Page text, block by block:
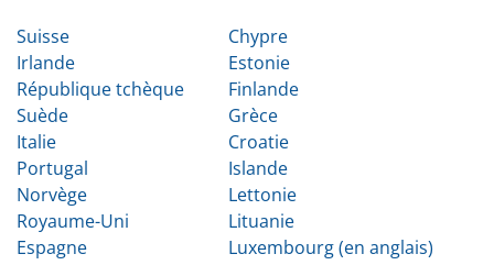
Suisse
Irlande
République tchèque
Suède
Italie
Portugal
Norvège
Royaume-Uni
Espagne
Chypre
Estonie
Finlande
Grèce
Croatie
Islande
Lettonie
Lituanie
Luxembourg (en anglais)